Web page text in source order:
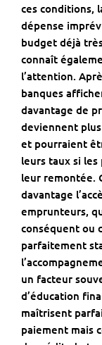
ces conditions,
dépense
budget déjà
connaît
l’attention.
banques
davantage de
deviennent plus
et pourraient
leurs taux si les
leur remontée.
davantage
emprunteurs,
conséquent ou
parfaitement
un facteur
d’éducation
maîtrisent
paiement mais